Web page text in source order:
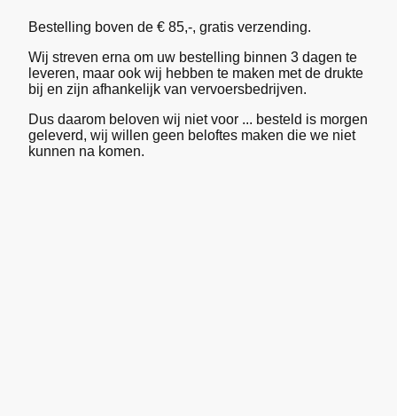
Bestelling boven de € 85,-, gratis verzending.
Wij streven erna om uw bestelling binnen 3 dagen te
leveren, maar ook wij hebben te maken met de drukte
bij en zijn afhankelijk van vervoersbedrijven.
Dus daarom beloven wij niet voor ... besteld is morgen
geleverd, wij willen geen beloftes maken die we niet
kunnen na komen.